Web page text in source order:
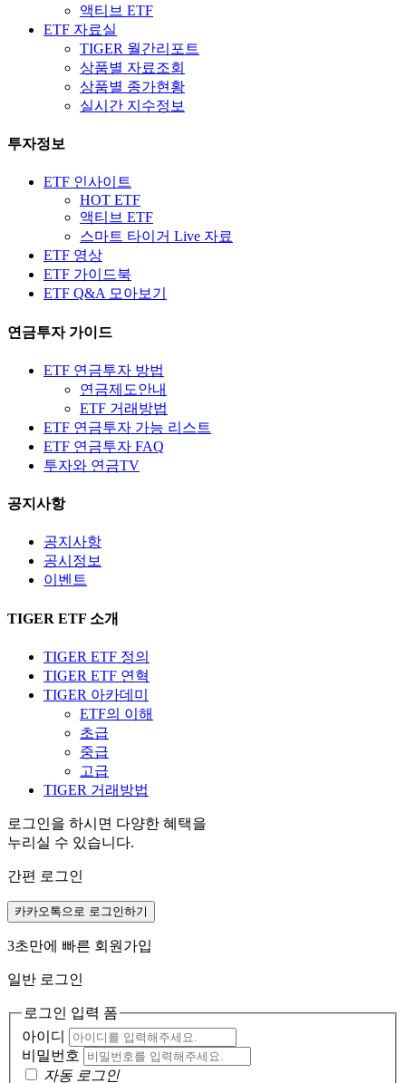
액티브 ETF
ETF 자료실
TIGER 월간리포트
상품별 자료조회
상품별 종가현황
실시간 지수정보
투자정보
ETF 인사이트
HOT ETF
액티브 ETF
스마트 타이거 Live 자료
ETF 영상
ETF 가이드북
ETF Q&A 모아보기
연금투자 가이드
ETF 연금투자 방법
연금제도안내
ETF 거래방법
ETF 연금투자 가능 리스트
ETF 연금투자 FAQ
투자와 연금TV
공지사항
공지사항
공시정보
이벤트
TIGER ETF 소개
TIGER ETF 정의
TIGER ETF 연혁
TIGER 아카데미
ETF의 이해
초급
중급
고급
TIGER 거래방법
로그인을 하시면 다양한 혜택을
누리실 수 있습니다.
간편 로그인
카카오톡으로 로그인하기
3초만에 빠른 회원가입
일반 로그인
로그인 입력 폼
아이디
비밀번호
자동 로그인